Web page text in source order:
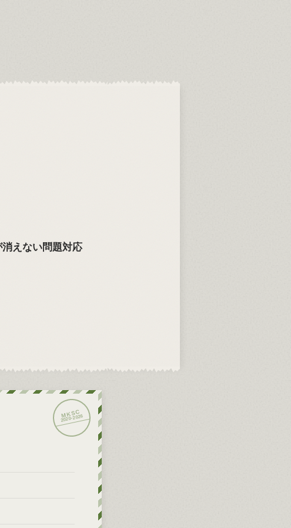
えない問題対応
2020-2026